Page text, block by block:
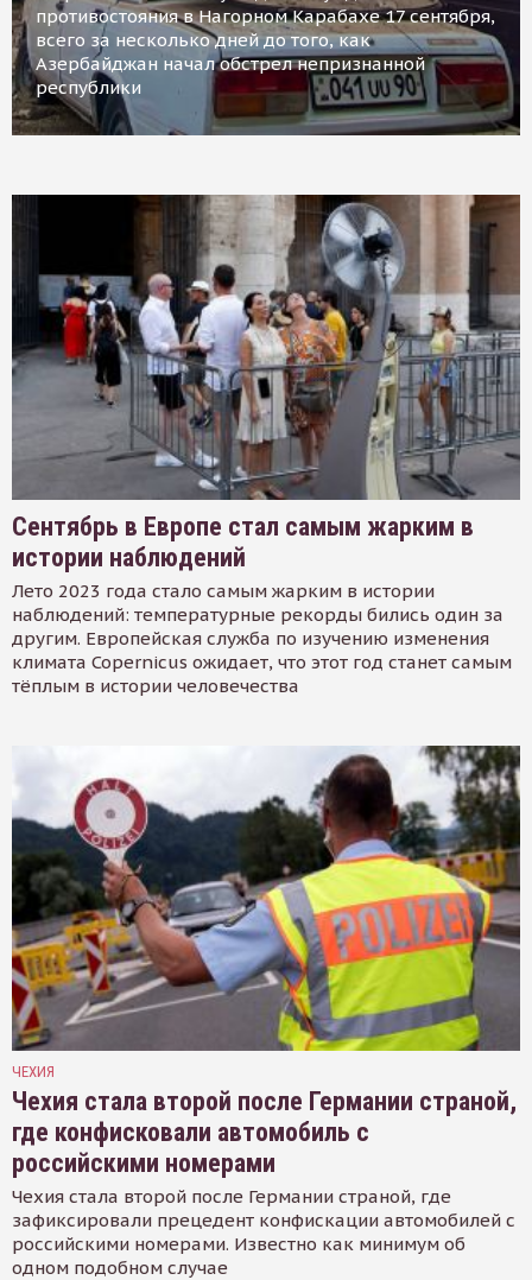
противостояния в Нагорном Карабахе 17 сентября,
всего за несколько дней до того, как
Азербайджан начал обстрел непризнанной
республики
Сентябрь в Европе стал самым жарким в
истории наблюдений
Лето 2023 года стало самым жарким в истории
наблюдений: температурные рекорды бились один за
другим. Европейская служба по изучению изменения
климата Copernicus ожидает, что этот год станет самым
тёплым в истории человечества
ЧЕХИЯ
Чехия стала второй после Германии страной,
где конфисковали автомобиль с
российскими номерами
Чехия стала второй после Германии страной, где
зафиксировали прецедент конфискации автомобилей с
российскими номерами. Известно как минимум об
одном подобном случае